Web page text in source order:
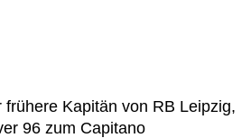
frühere Kapitän von RB Leipzig,
96 zum Capitano